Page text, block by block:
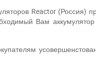
Reactor (Россия)
Вам аккумулятор